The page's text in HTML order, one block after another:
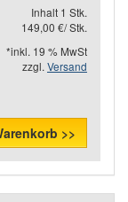
Inhalt 1 Stk.
149,00 €/ Stk.
*inkl. 19 % MwSt
zzgl.Versand
>>